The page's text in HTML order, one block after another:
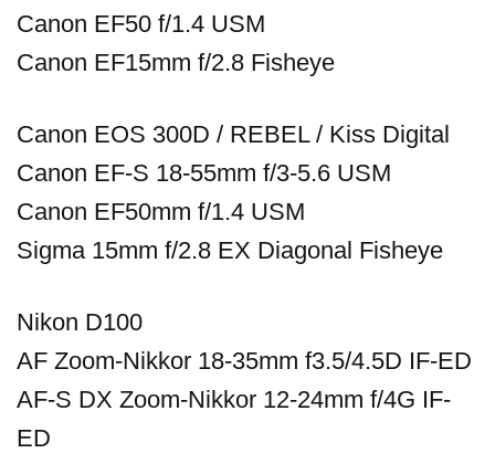
Canon EF50 f/1.4 USM
Canon EF15mm f/2.8 Fisheye
Canon EOS 300D / REBEL / Kiss Digital
Canon EF-S 18-55mm f/3-5.6 USM
Canon EF50mm f/1.4 USM
Sigma 15mm f/2.8 EX Diagonal Fisheye
Nikon D100
AF Zoom-Nikkor 18-35mm f3.5/4.5D IF-ED
AF-S DX Zoom-Nikkor 12-24mm f/4G IF-
ED